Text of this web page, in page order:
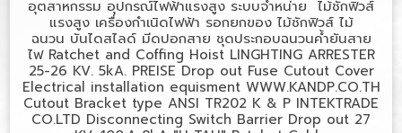
อุตสาหกรรม อุปกรณ์ไฟฟ้าแรงสูง ระบบจำหน่าย ไม้ชักฟิวส์
แรงสูง เครื่องกำเนิดไฟฟ้า รอกยกของ ไม้ชักฟิวส์ ไม้
ฉนวน บันไดสไลด์ มีดปอกสาย ชุดประกอบฉนวนค้ำยันสาย
ไฟ Ratchet and Coffing Hoist LINGHTING ARRESTER
25-26 KV. 5kA. PREISE Drop out Fuse Cutout Cover
Electrical installation equisment WWW.KANDP.CO.TH
Cutout Bracket type ANSI TR202 K & P INTEKTRADE
CO.LTD Disconnecting Switch Barrier Drop out 27